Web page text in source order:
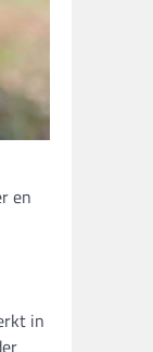
en
in